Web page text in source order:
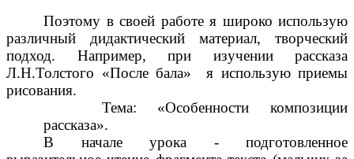
Поэтому в своей работе я широко использую
различный дидактический материал, творческий
подход. Например, при изучении рассказа
Л.Н.Толстого «После бала» я использую приемы
рисования.
Тема: «Особенности композиции
рассказа».
В начале урока - подготовленное